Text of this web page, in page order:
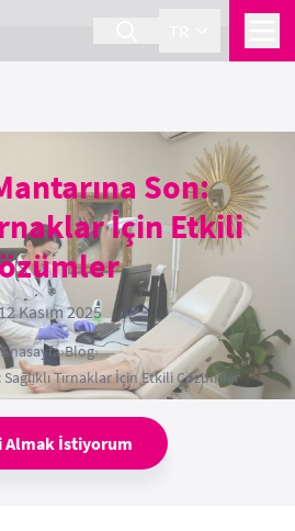
Son:
İçin Etkili
Kasım 2025
Anasayfa›Blog›
Tırnaklar İçin Etkili Çözümler
Almak İstiyorum